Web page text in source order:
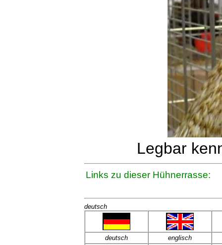
Legbar
Links zu dieser Hühnerrasse:
deutsch
deutsch
englisch